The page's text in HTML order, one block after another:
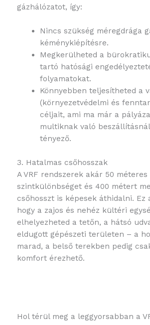
gázhálózatot, így:
Nincs szükség méregdrága
kéménykiépítésre.
Megkerülheted a
tartó hatósági
folyamatokat.
Könnyebben teljesítheted a
(környezetvédelmi és
céljait, ami ma már a
multiknak való
tényező.
3. Hatalmas csőhosszak
A VRF rendszerek akár 50 méteres
szintkülönbséget és 400 métert
csőhosszt is képesek áthidalni. Ez
hogy a zajos és nehéz kültéri
elhelyezheted a tetőn, a hátsó
eldugott gépészeti területen – a
marad, a belső terekben pedig
komfort érezhető.
Hol térül meg a leggyorsabban a